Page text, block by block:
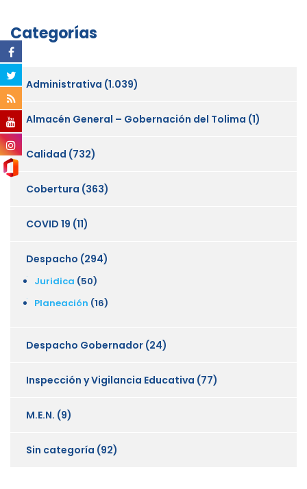
Categorías
Administrativa (1.039)
Almacén General – Gobernación del Tolima (1)
Calidad (732)
Cobertura (363)
COVID 19 (11)
Despacho (294)
Juridica (50)
Planeación (16)
Despacho Gobernador (24)
Inspección y Vigilancia Educativa (77)
M.E.N. (9)
Sin categoría (92)